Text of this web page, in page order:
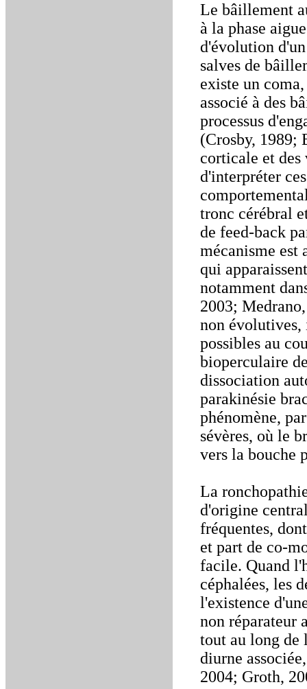
Le bâillement
à la phase
d'évolution
salves de
existe un
associé à des
processus
(Crosby, 1989;
corticale et
d'interpréter
tronc cérébral
de feed-back
mécanisme est
qui
notamment
2003;
non évolutives,
possibles au
bioperculaire
dissociation
parakinésie
phénomène,
sévères, où le
vers la bouche
La
d'origine
fréquentes,
et part de co-
facile. Quand
céphalées, les
l'existence
non réparateur
tout au long de
diurne
2004; Groth,